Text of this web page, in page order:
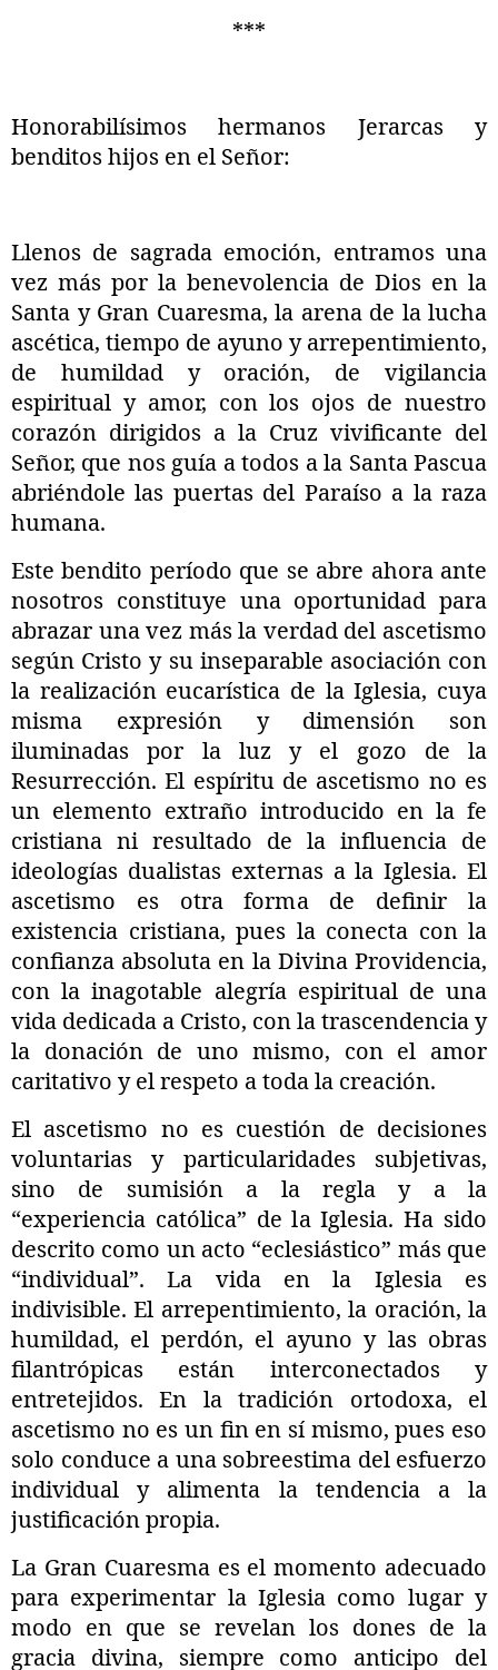
***
Honorabilísimos hermanos Jerarcas y
benditos hijos en el Señor:
Llenos de sagrada emoción, entramos una
vez más por la benevolencia de Dios en la
Santa y Gran Cuaresma, la arena de la lucha
ascética, tiempo de ayuno y arrepentimiento,
de humildad y oración, de vigilancia
espiritual y amor, con los ojos de nuestro
corazón dirigidos a la Cruz vivificante del
Señor, que nos guía a todos a la Santa Pascua
abriéndole las puertas del Paraíso a la raza
humana.
Este bendito período que se abre ahora ante
nosotros constituye una oportunidad para
abrazar una vez más la verdad del ascetismo
según Cristo y su inseparable asociación con
la realización eucarística de la Iglesia, cuya
misma expresión y dimensión son
iluminadas por la luz y el gozo de la
Resurrección. El espíritu de ascetismo no es
un elemento extraño introducido en la fe
cristiana ni resultado de la influencia de
ideologías dualistas externas a la Iglesia. El
ascetismo es otra forma de definir la
existencia cristiana, pues la conecta con la
confianza absoluta en la Divina Providencia,
con la inagotable alegría espiritual de una
vida dedicada a Cristo, con la trascendencia y
la donación de uno mismo, con el amor
caritativo y el respeto a toda la creación.
El ascetismo no es cuestión de decisiones
voluntarias y particularidades subjetivas,
sino de sumisión a la regla y a la
“experiencia católica” de la Iglesia. Ha sido
descrito como un acto “eclesiástico” más que
“individual”. La vida en la Iglesia es
indivisible. El arrepentimiento, la oración, la
humildad, el perdón, el ayuno y las obras
filantrópicas están interconectados y
entretejidos. En la tradición ortodoxa, el
ascetismo no es un fin en sí mismo, pues eso
solo conduce a una sobreestima del esfuerzo
individual y alimenta la tendencia a la
justificación propia.
La Gran Cuaresma es el momento adecuado
para experimentar la Iglesia como lugar y
modo en que se revelan los dones de la
gracia divina, siempre como anticipo del